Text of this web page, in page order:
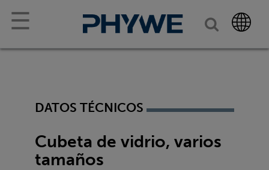
☰
DATOS TÉCNICOS
Cubeta de vidrio, varios
tamaños